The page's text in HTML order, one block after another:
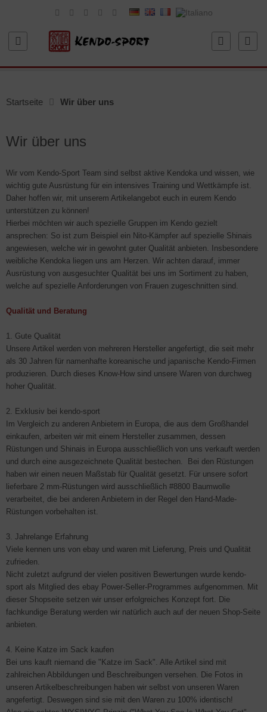
Startseite Wir über uns
Wir über uns
Wir vom Kendo-Sport Team sind selbst aktive Kendoka und wissen, wie
wichtig gute Ausrüstung für ein intensives Training und Wettkämpfe ist.
Daher hoffen wir, mit unserem Artikelangebot euch in eurem Kendo
unterstützen zu können!
Hierbei möchten wir auch spezielle Gruppen im Kendo gezielt
ansprechen: So ist zum Beispiel ein Nito-Kämpfer auf spezielle Shinais
angewiesen, welche wir in gewohnt guter Qualität anbieten. Insbesondere
weibliche Kendoka liegen uns am Herzen. Wir achten darauf, immer
Ausrüstung von ausgesuchter Qualität bei uns im Sortiment zu haben,
welche auf spezielle Anforderungen von Frauen zugeschnitten sind.
Qualität und Beratung
1. Gute Qualität
Unsere Artikel werden von mehreren Hersteller angefertigt, die seit mehr
als 30 Jahren für namenhafte koreanische und japanische Kendo-Firmen
produzieren. Durch dieses Know-How sind unsere Waren von durchweg
hoher Qualität.
2. Exklusiv bei kendo-sport
Im Vergleich zu anderen Anbietern in Europa, die aus dem Großhandel
einkaufen, arbeiten wir mit einem Hersteller zusammen, dessen
Rüstungen und Shinais in Europa ausschließlich von uns verkauft werden
und durch eine ausgezeichnete Qualität bestechen. Bei den Rüstungen
haben wir einen neuen Maßstab für Qualität gesetzt. Für unsere sofort
lieferbare 2 mm-Rüstungen wird ausschließlich #8800 Baumwolle
verarbeitet, die bei anderen Anbietern in der Regel den Hand-Made-
Rüstungen vorbehalten ist.
3. Jahrelange Erfahrung
Viele kennen uns von ebay und waren mit Lieferung, Preis und Qualität
zufrieden.
Nicht zuletzt aufgrund der vielen positiven Bewertungen wurde kendo-
sport als Mitglied des ebay Power-Seller-Programmes aufgenommen. Mit
dieser Shopseite setzen wir unser erfolgreiches Konzept fort. Die
fachkundige Beratung werden wir natürlich auch auf der neuen Shop-Seite
anbieten.
4. Keine Katze im Sack kaufen
Bei uns kauft niemand die "Katze im Sack". Alle Artikel sind mit
zahlreichen Abbildungen und Beschreibungen versehen. Die Fotos in
unseren Artikelbeschreibungen haben wir selbst von unseren Waren
angefertigt. Deswegen sind sie mit den Waren zu 100% identisch!